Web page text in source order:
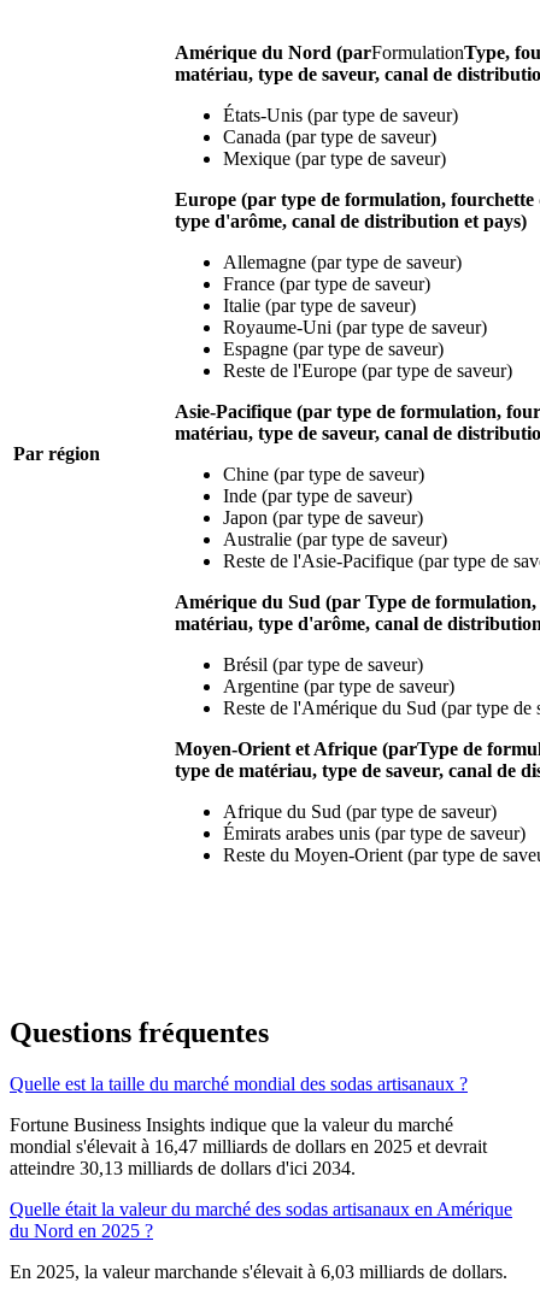
Par région
Amérique du Nord (parFormulationType,
matériau, type de saveur, canal de
États-Unis (par type de saveur)
Canada (par type de saveur)
Mexique (par type de saveur)
Europe (par type de formulation,
type d'arôme, canal de distribution et pays)
Allemagne (par type de saveur)
France (par type de saveur)
Italie (par type de saveur)
Royaume-Uni (par type de saveur)
Espagne (par type de saveur)
Reste de l'Europe (par type de saveur)
Asie-Pacifique (par type de formulation,
matériau, type de saveur, canal de
Chine (par type de saveur)
Inde (par type de saveur)
Japon (par type de saveur)
Australie (par type de saveur)
Reste de l'Asie-Pacifique (par type de
Amérique du Sud (par Type de
matériau, type d'arôme, canal de
Brésil (par type de saveur)
Argentine (par type de saveur)
Reste de l'Amérique du Sud (par type de
Moyen-Orient et Afrique (parType de
type de matériau, type de saveur, canal de
Afrique du Sud (par type de saveur)
Émirats arabes unis (par type de saveur)
Reste du Moyen-Orient (par type de
Questions fréquentes
Quelle est la taille du marché mondial des sodas artisanaux ?
Fortune Business Insights indique que la valeur du marché
mondial s'élevait à 16,47 milliards de dollars en 2025 et devrait
atteindre 30,13 milliards de dollars d'ici 2034.
Quelle était la valeur du marché des sodas artisanaux en Amérique
du Nord en 2025 ?
En 2025, la valeur marchande s'élevait à 6,03 milliards de dollars.